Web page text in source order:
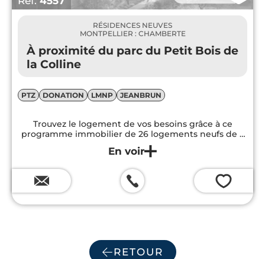
De plus en plus d’investisseurs s’intéressent
au marché immobilier de La Chamberte
pour y réaliser un investissement locatif
D’ailleurs, le quartier accueille de nombreux
d’appartements à vendre.
RÉSIDENCES NEUVES
MONTPELLIER : CHAMBERTE
À proximité du parc du Petit Bois de
la Colline
PTZ DONATION LMNP JEANBRUN
Trouvez le logement de vos besoins grâce à ce
programme immobilier de 26 logements neufs de 2
et de 3 pièces. Ces logements disposent tous d'un
parfait aménagement confortable et répondant aux
💗
RETOUR